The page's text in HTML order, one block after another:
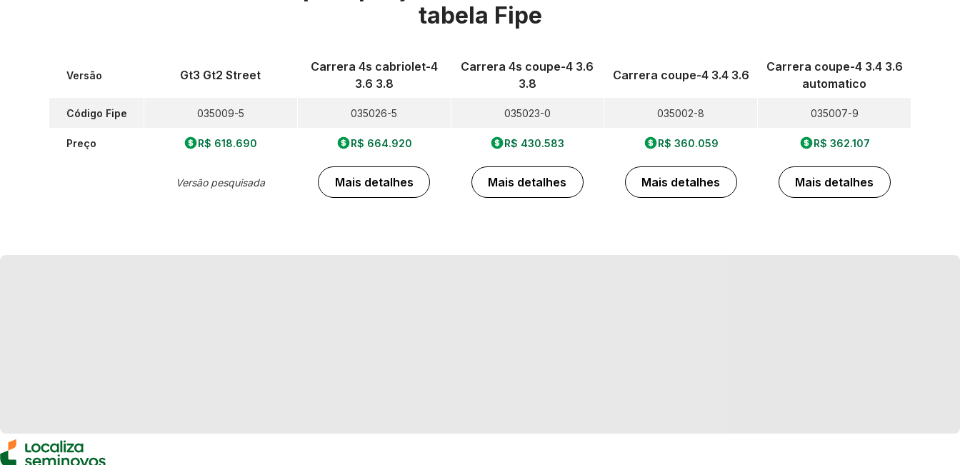
tabela Fipe
Versão
Código Fipe
Preço
Gt3 Gt2 Street
035009-5
R$ 618.690
Versão pesquisada
Carrera 4s cabriolet-4
3.6 3.8
035026-5
R$ 664.920
Mais detalhes
Carrera 4s coupe-4 3.6
3.8
035023-0
R$ 430.583
Mais detalhes
Carrera coupe-4 3.4 3.6
035002-8
R$ 360.059
Mais detalhes
Carrera coupe-4 3.4 3.6
automatico
035007-9
R$ 362.107
Mais detalhes